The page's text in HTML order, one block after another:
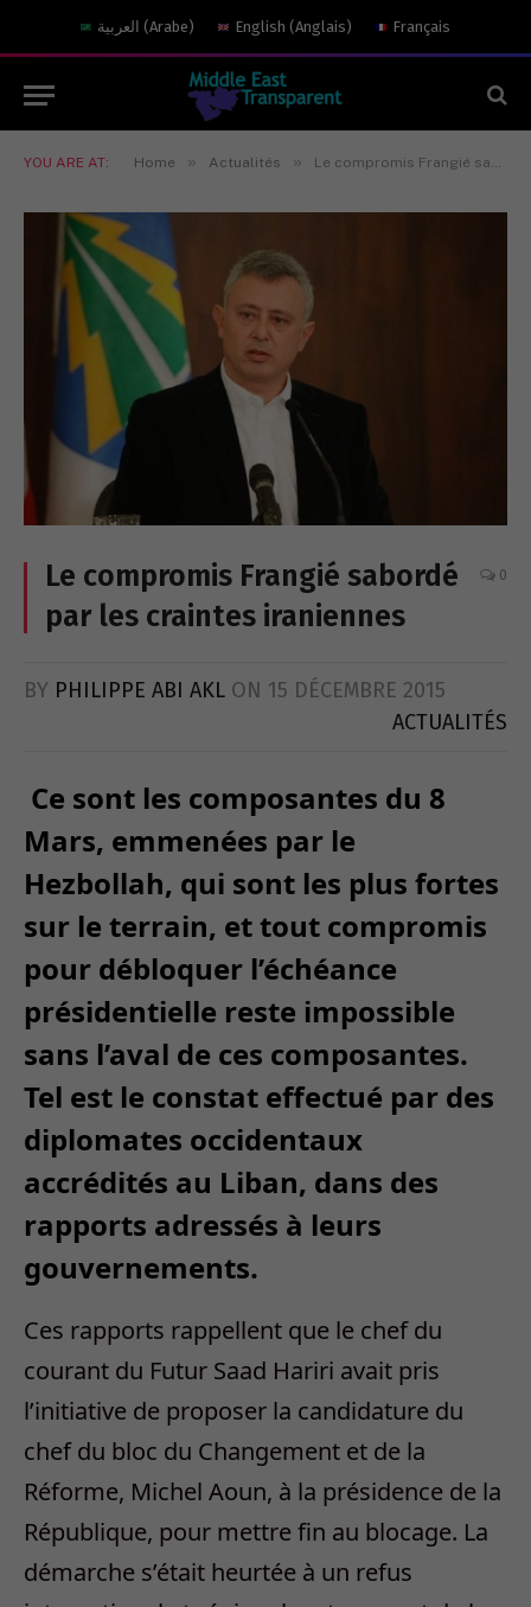
العربية (Arabe) English (Anglais) Français
YOU ARE AT: Home » Actualités » Le compromis Frangié sabordé par les craintes iraniennes
Le compromis Frangié sabordé
par les craintes iraniennes
0
BY PHILIPPE ABI AKL ON 15 DÉCEMBRE 2015
ACTUALITÉS
Ce sont les composantes du 8
Mars, emmenées par le
Hezbollah, qui sont les plus fortes
sur le terrain, et tout compromis
pour débloquer l’échéance
présidentielle reste impossible
sans l’aval de ces composantes.
Tel est le constat effectué par des
diplomates occidentaux
accrédités au Liban, dans des
rapports adressés à leurs
gouvernements.
Ces rapports rappellent que le chef du
courant du Futur Saad Hariri avait pris
l’initiative de proposer la candidature du
chef du bloc du Changement et de la
Réforme, Michel Aoun, à la présidence de la
République, pour mettre fin au blocage. La
démarche s’était heurtée à un refus